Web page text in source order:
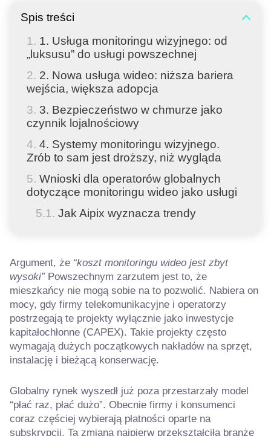
Spis treści
1. Usługa monitoringu wizyjnego: od
„luksusu” do usługi powszechnej
2. Nowa usługa wideo: niższa bariera
wejścia, większa adopcja
3. Bezpieczeństwo w chmurze jako
czynnik lojalnościowy
4. Systemy monitoringu wizyjnego.
Zrób to sam jest droższy, niż wygląda
Wnioski dla operatorów globalnych
dotyczące monitoringu wideo jako usługi
Jak Aipix wyznacza trendy
Argument, że “koszt monitoringu wideo jest zbyt
wysoki”Powszechnym zarzutem jest to, że
mieszkańcy nie mogą sobie na to pozwolić. Nabiera on
mocy, gdy firmy telekomunikacyjne i operatorzy
postrzegają te projekty wyłącznie jako inwestycje
kapitałochłonne (CAPEX). Takie projekty często
wymagają dużych początkowych nakładów na sprzęt,
instalację i bieżącą konserwację.
Globalny rynek wyszedł już poza przestarzały model
“płać raz, płać dużo”. Obecnie firmy i konsumenci
coraz częściej wybierają płatności oparte na
subskrypcji. Ta zmiana najpierw przekształciła branże